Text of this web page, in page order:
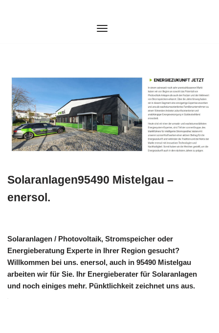
Solaranlagen95490 Mistelgau –
enersol.
Solaranlagen / Photovoltaik, Stromspeicher oder
Energieberatung Experte in Ihrer Region gesucht?
Willkommen bei uns. enersol, auch in 95490 Mistelgau
arbeiten wir für Sie. Ihr Energieberater für Solaranlagen
und noch einiges mehr. Pünktlichkeit zeichnet uns aus.